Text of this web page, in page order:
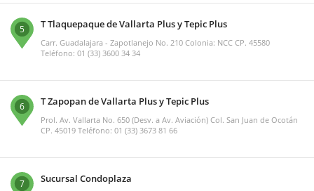
5 T Tlaquepaque de Vallarta Plus y Tepic Plus
Carr. Guadalajara - Zapotlanejo No. 210 Colonia: NCC CP. 45580
Teléfono: 01 (33) 3600 34 34
6 T Zapopan de Vallarta Plus y Tepic Plus
Prol. Av. Vallarta No. 650 (Desv. a Av. Aviación) Col. San Juan de Ocotán
CP. 45019 Teléfono: 01 (33) 3673 81 66
7 Sucursal Condoplaza